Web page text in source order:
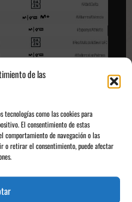
de las
tecnologías como las cookies para
El consentimiento de estas
comportamiento de navegación o las
o retirar el consentimiento, puede afectar
a mediados de
se encargará de emitir el
disputado en el